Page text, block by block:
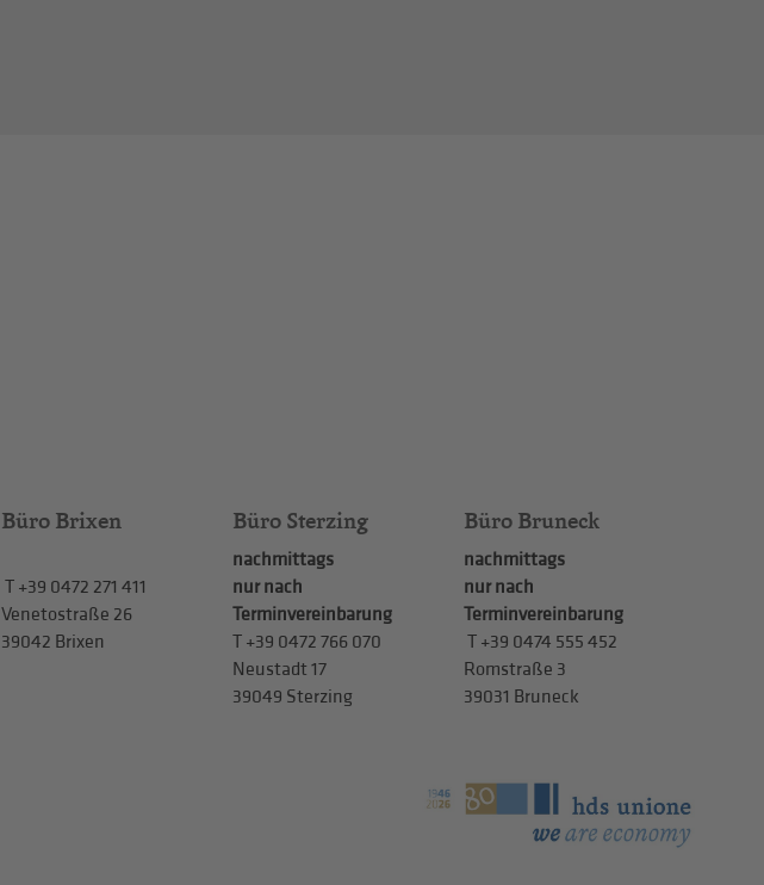
Büro Brixen
T +39 0472 271 411
Venetostraße 26
39042 Brixen
Büro Sterzing
nachmittags
nur nach
Terminvereinbarung
T +39 0472 766 070
Neustadt 17
39049 Sterzing
Büro Bruneck
nachmittags
nur nach
Terminvereinbarung
T +39 0474 555 452
Romstraße 3
39031 Bruneck